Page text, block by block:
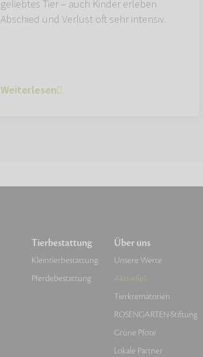
geliebtes Tier – auch Kinder erleben
Abschied und Verlust oft sehr intensiv.
Weiterlesen
Tierbestattung
Kleintierbestattung
Pferdebestattung
Über uns
Unsere Werte
Aktuelles
Tierkrematorien
ROSENGARTEN-Stiftung
Grüne Pfote
Lokale Partner